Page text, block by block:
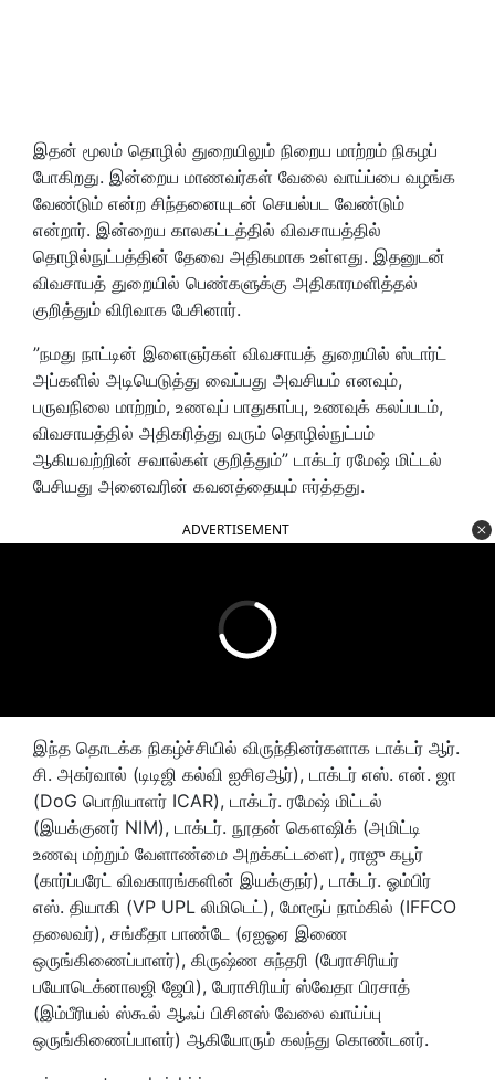
இதன் மூலம் தொழில் துறையிலும் நிறைய மாற்றம் நிகழப்
போகிறது. இன்றைய மாணவர்கள் வேலை வாய்ப்பை வழங்க
வேண்டும் என்ற சிந்தனையுடன் செயல்பட வேண்டும்
என்றார். இன்றைய காலகட்டத்தில் விவசாயத்தில்
தொழில்நுட்பத்தின் தேவை அதிகமாக உள்ளது. இதனுடன்
விவசாயத் துறையில் பெண்களுக்கு அதிகாரமளித்தல்
குறித்தும் விரிவாக பேசினார்.
”நமது நாட்டின் இளைஞர்கள் விவசாயத் துறையில் ஸ்டார்ட்
அப்களில் அடியெடுத்து வைப்பது அவசியம் எனவும்,
பருவநிலை மாற்றம், உணவுப் பாதுகாப்பு, உணவுக் கலப்படம்,
விவசாயத்தில் அதிகரித்து வரும் தொழில்நுட்பம்
ஆகியவற்றின் சவால்கள் குறித்தும்” டாக்டர் ரமேஷ் மிட்டல்
பேசியது அனைவரின் கவனத்தையும் ஈர்த்தது.
ADVERTISEMENT
இந்த தொடக்க நிகழ்ச்சியில் விருந்தினர்களாக டாக்டர் ஆர்.
சி. அகர்வால் (டிடிஜி கல்வி ஐசிஏஆர்), டாக்டர் எஸ். என். ஜா
(DoG பொறியாளர் ICAR), டாக்டர். ரமேஷ் மிட்டல்
(இயக்குனர் NIM), டாக்டர். நூதன் கௌஷிக் (அமிட்டி
உணவு மற்றும் வேளாண்மை அறக்கட்டளை), ராஜு கபூர்
(கார்ப்பரேட் விவகாரங்களின் இயக்குநர்), டாக்டர். ஓம்பிர்
எஸ். தியாகி (VP UPL லிமிடெட்), மோரூப் நாம்கில் (IFFCO
தலைவர்), சங்கீதா பாண்டே (ஏஐஓஏ இணை
ஒருங்கிணைப்பாளர்), கிருஷ்ண சுந்தரி (பேராசிரியர்
பயோடெக்னாலஜி ஜேபி), பேராசிரியர் ஸ்வேதா பிரசாத்
(இம்பீரியல் ஸ்கூல் ஆஃப் பிசினஸ் வேலை வாய்ப்பு
ஒருங்கிணைப்பாளர்) ஆகியோரும் கலந்து கொண்டனர்.